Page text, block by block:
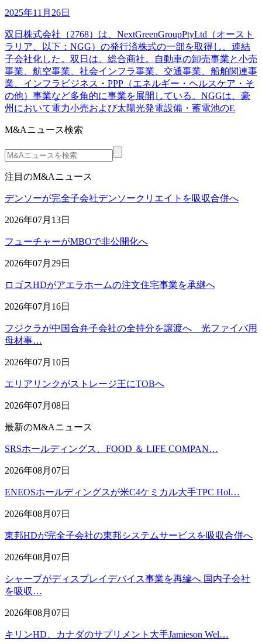
2025年11月26日
双日株式会社（2768）は、NextGreenGroupPtyLtd（オースト
ラリア、以下：NGG）の発行済株式の一部を取得し、連結
子会社化した。双日は、総合商社。自動車の卸売事業と小売
事業、航空事業、社会インフラ事業、交通事業、船舶関連事
業、インフラビジネス・PPP（エネルギー・ヘルスケア・そ
の他）事業など多角的に事業を展開している。NGGは、豪
州において電力小売および太陽光発電設備・蓄電池のE
M&Aニュース検索
注目のM&Aニュース
デンソーが完全子会社デンソークリエイトを吸収合併へ
2026年07月13日
フューチャーがMBOで非公開化へ
2026年07月29日
ロゴスHDがアエラホームの注文住宅事業を承継へ
2026年07月16日
フジクラが中国合弁子会社の全持分を譲渡へ 光ファイバ用
母材事…
2026年07月10日
エリアリンクがストレージ王にTOBへ
2026年07月08日
最新のM&Aニュース
SRSホールディングス、FOOD ＆ LIFE COMPAN…
2026年08月07日
ENEOSホールディングスが米C4ケミカル大手TPC Hol…
2026年08月07日
東邦HDが完全子会社の東邦システムサービスを吸収合併へ
2026年08月07日
シャープがディスプレイデバイス事業を再編へ 国内子会社
を吸収…
2026年08月07日
キリンHD、カナダのサプリメント大手Jamieson Wel…